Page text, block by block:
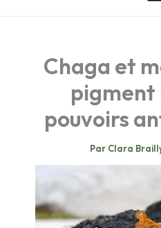
Chaga et
pigment
pouvoirs
Par Clara